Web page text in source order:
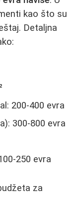
kao što su
Detaljna
200-400 evra
300-800 evra
250 evra
za